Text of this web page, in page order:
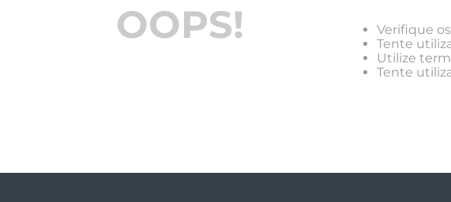
OOPS!
Verifique
Tente
Utilize
Tente